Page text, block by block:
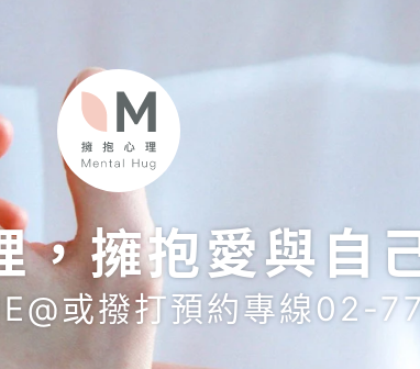
，擁抱愛與自
或撥打預約專線02-